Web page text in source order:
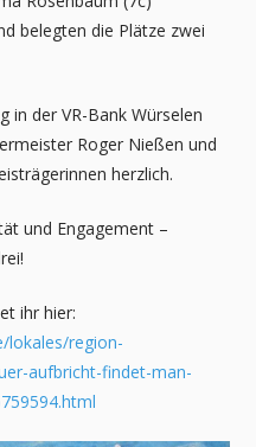
belegten die Plätze zwei
in der VR-Bank Würselen
Roger Nießen und
herzlich.
und Engagement –
ihr hier:
lokales/region-
aufbricht-findet-man-